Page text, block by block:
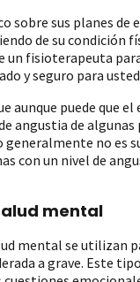
sobre sus planes de
de su condición
un fisioterapeuta
y seguro para
aunque puede que el
angustia de algunas
generalmente no es
con un nivel de
mental
mental se utilizan
a grave. Este